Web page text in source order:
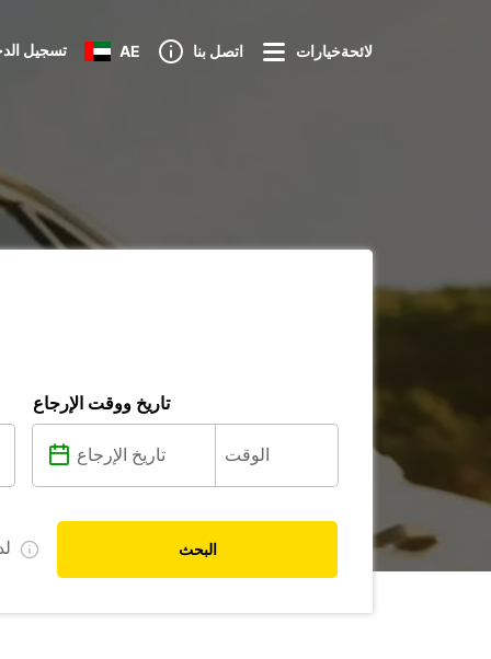
تسجيل AE اتصل بنا لائحةخيارات
تاريخ ووقت الإرجاع
البحث